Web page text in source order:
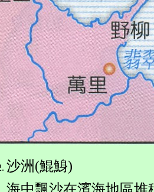
沙洲(鯤鯓)
海中飄沙在濱海地區堆